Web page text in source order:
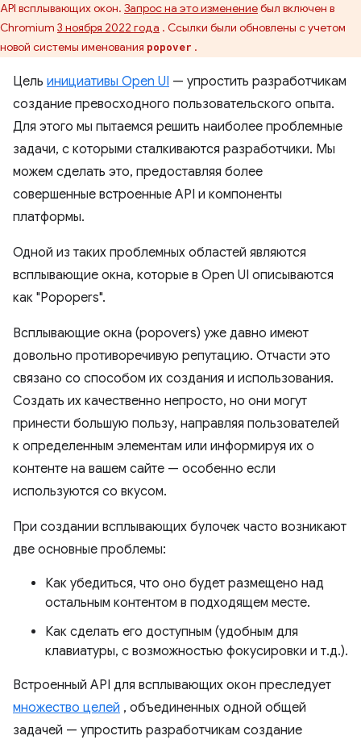
API всплывающих окон. Запрос на это изменениебыл включен в
Chromium 3 ноября 2022 года . Ссылки были обновлены с учетом
новой системы именования popover .
Цель инициативы Open UI — упростить разработчикам
создание превосходного пользовательского опыта.
Для этого мы пытаемся решить наиболее проблемные
задачи, с которыми сталкиваются разработчики. Мы
можем сделать это, предоставляя более
совершенные встроенные API и компоненты
платформы.
Одной из таких проблемных областей являются
всплывающие окна, которые в Open UI описываются
как "Popopers".
Всплывающие окна (popovers) уже давно имеют
довольно противоречивую репутацию. Отчасти это
связано со способом их создания и использования.
Создать их качественно непросто, но они могут
принести большую пользу, направляя пользователей
к определенным элементам или информируя их о
контенте на вашем сайте — особенно если
используются со вкусом.
При создании всплывающих булочек часто возникают
две основные проблемы:
Как убедиться, что оно будет размещено над
остальным контентом в подходящем месте.
Как сделать его доступным (удобным для
клавиатуры, с возможностью фокусировки и т.д.).
Встроенный API для всплывающих окон преследует
множество целей , объединенных одной общей
задачей — упростить разработчикам создание